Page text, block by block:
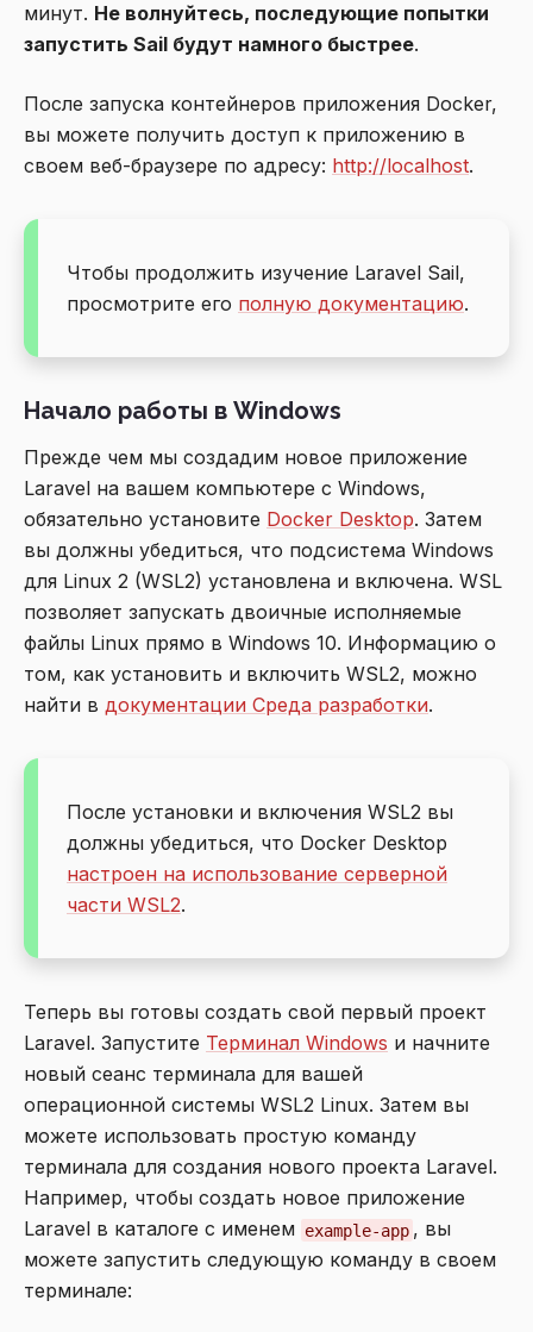
минут. Не волнуйтесь, последующие попытки
запустить Sail будут намного быстрее.
После запуска контейнеров приложения Docker,
вы можете получить доступ к приложению в
своем веб-браузере по адресу: http://localhost.
Чтобы продолжить изучение Laravel Sail,
просмотрите его полную документацию.
Начало работы в Windows
Прежде чем мы создадим новое приложение
Laravel на вашем компьютере с Windows,
обязательно установите Docker Desktop. Затем
вы должны убедиться, что подсистема Windows
для Linux 2 (WSL2) установлена и включена. WSL
позволяет запускать двоичные исполняемые
файлы Linux прямо в Windows 10. Информацию о
том, как установить и включить WSL2, можно
найти в документации Среда разработки.
После установки и включения WSL2 вы
должны убедиться, что Docker Desktop
настроен на использование серверной
части WSL2.
Теперь вы готовы создать свой первый проект
Laravel. Запустите Терминал Windows и начните
новый сеанс терминала для вашей
операционной системы WSL2 Linux. Затем вы
можете использовать простую команду
терминала для создания нового проекта Laravel.
Например, чтобы создать новое приложение
Laravel в каталоге с именем example-app , вы
можете запустить следующую команду в своем
терминале: